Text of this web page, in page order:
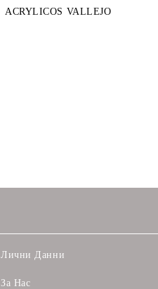
ACRYLICOS VALLEJO
Лични Данни
За Нас